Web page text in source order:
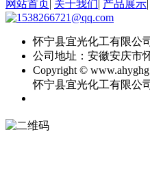
网站首页| 关于我们| 产品展示|
怀宁县宜光化工有限公司
公司地址：安徽安庆市
Copyright ©
怀宁县宜光化工有限公